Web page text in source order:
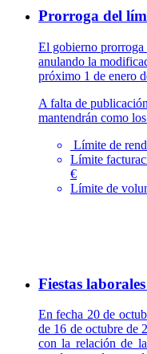
Prorroga del
El gobierno prorroga
anulando la
próximo 1 de enero
A falta de
mantendrán como
Límite de
Límite
€
Límite de
Fiestas
En fecha 20 de
de 16 de octubre de
con la relación de